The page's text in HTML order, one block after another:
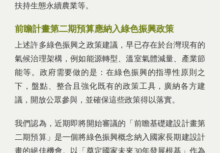
扶持生態永續農業等。
前瞻計畫第二期預算應納入綠色振興政策
上述許多綠色振興之政策建議，早已存在於台灣現有的
氣候治理架構，例如能源轉型、溫室氣體減量、產業節
能等。政府需要做的是：在綠色振興的指導性原則之
下，盤點、整合且強化既有的政策工具，廣納各方建
議，開放公眾參與，並確保這些政策得以落實。
我們認為，近期即將開始審議的「前瞻基礎建設計畫第
二期預算」是一個將綠色振興概念納入國家長期建設計
畫的絕佳機會。以「奠定國家未來30年發展根基」作為